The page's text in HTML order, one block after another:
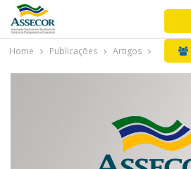
Home Publicações Artigos